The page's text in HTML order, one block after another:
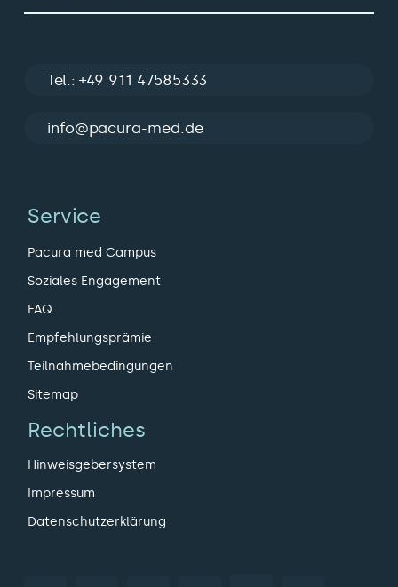
Tel.: +49 911 47585333
info@pacura-med.de
Service
Pacura med Campus
Soziales Engagement
FAQ
Empfehlungsprämie
Teilnahmebedingungen
Sitemap
Rechtliches
Hinweisgebersystem
Impressum
Datenschutzerklärung